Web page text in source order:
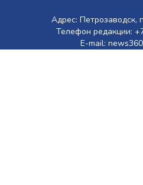
Адрес: Петрозаводск,
Телефон редакции:
E-mail: